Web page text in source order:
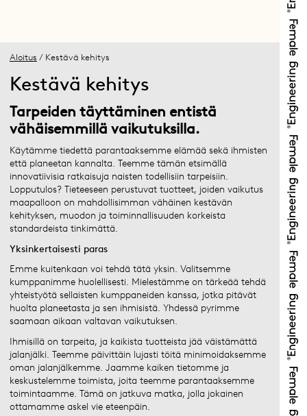
Aloitus / Kestävä kehitys
Kestävä kehitys
Tarpeiden täyttäminen entistä
vähäisemmillä vaikutuksilla.
Käytämme tiedettä parantaaksemme elämää sekä ihmisten
että planeetan kannalta. Teemme tämän etsimällä
innovatiivisia ratkaisuja naisten todellisiin tarpeisiin.
Lopputulos? Tieteeseen perustuvat tuotteet, joiden vaikutus
maapalloon on mahdollisimman vähäinen kestävän
kehityksen, muodon ja toiminnallisuuden korkeista
standardeista tinkimättä.
Yksinkertaisesti paras
Emme kuitenkaan voi tehdä tätä yksin. Valitsemme
kumppanimme huolellisesti. Mielestämme on tärkeää tehdä
yhteistyötä sellaisten kumppaneiden kanssa, jotka pitävät
huolta planeetasta ja sen ihmisistä. Yhdessä pyrimme
saamaan aikaan valtavan vaikutuksen.
Ihmisillä on tarpeita, ja kaikista tuotteista jää väistämättä
jalanjälki. Teemme päivittäin lujasti töitä minimoidaksemme
oman jalanjälkemme. Jaamme kaiken tietomme ja
keskustelemme toimista, joita teemme parantaaksemme
toimintaamme. Tämä on jatkuva matka, jolla jokainen
ottamamme askel vie eteenpäin.